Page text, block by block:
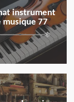
instrument
musique 77
en savoir plus